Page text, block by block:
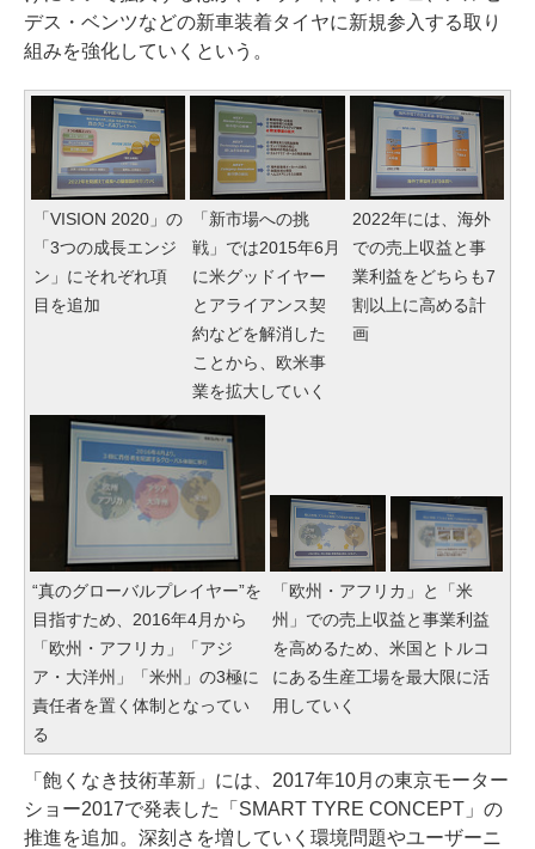
デス・ベンツなどの新車装着タイヤに新規参入する取り
組みを強化していくという。
「VISION 2020」の
「3つの成長エンジ
ン」にそれぞれ項
目を追加
「新市場への挑
戦」では2015年6月
に米グッドイヤー
とアライアンス契
約などを解消した
ことから、欧米事
業を拡大していく
2022年には、海外
での売上収益と事
業利益をどちらも7
割以上に高める計
画
“真のグローバルプレイヤー”を
目指すため、2016年4月から
「欧州・アフリカ」「アジ
ア・大洋州」「米州」の3極に
責任者を置く体制となってい
る
「欧州・アフリカ」と「米
州」での売上収益と事業利益
を高めるため、米国とトルコ
にある生産工場を最大限に活
用していく
「飽くなき技術革新」には、2017年10月の東京モーター
ショー2017で発表した「SMART TYRE CONCEPT」の
推進を追加。深刻さを増していく環境問題やユーザーニ